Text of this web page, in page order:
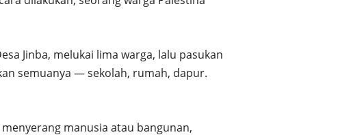
Jinba, melukai lima warga, lalu pasukan
semuanya — sekolah, rumah, dapur.
manusia atau bangunan,